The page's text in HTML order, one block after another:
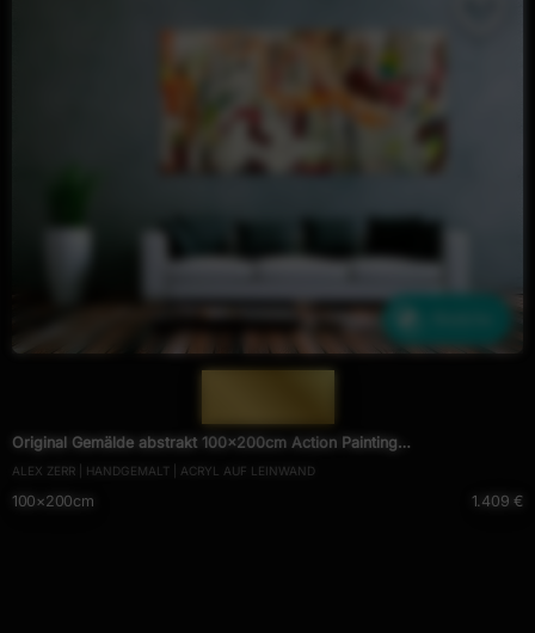
Original Gemälde abstrakt 100x200cm Action Painting
expressionistisch handgefertigt Mischtechnik weiß beige orange Unikat
ALEX ZERR | HANDGEMALT | ACRYL AUF LEINWAND
100×200cm 1.409 €